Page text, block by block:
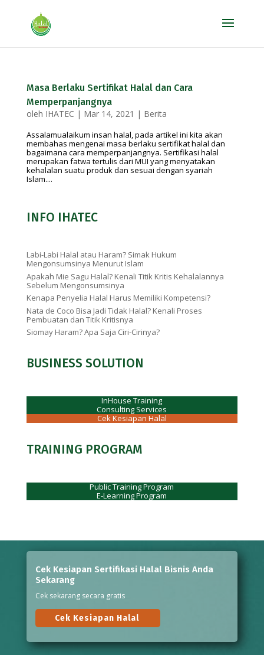
Masa Berlaku Sertifikat Halal dan Cara
Memperpanjangnya
oleh IHATEC | Mar 14, 2021 | Berita
Assalamualaikum insan halal, pada artikel ini kita akan
membahas mengenai masa berlaku sertifikat halal dan
bagaimana cara memperpanjangnya. Sertifikasi halal
merupakan fatwa tertulis dari MUI yang menyatakan
kehalalan suatu produk dan sesuai dengan syariah
Islam....
INFO IHATEC
Labi-Labi Halal atau Haram? Simak Hukum
Mengonsumsinya Menurut Islam
Apakah Mie Sagu Halal? Kenali Titik Kritis Kehalalannya
Sebelum Mengonsumsinya
Kenapa Penyelia Halal Harus Memiliki Kompetensi?
Nata de Coco Bisa Jadi Tidak Halal? Kenali Proses
Pembuatan dan Titik Kritisnya
Siomay Haram? Apa Saja Ciri-Cirinya?
BUSINESS SOLUTION
InHouse Training
Consulting Services
Cek Kesiapan Halal
TRAINING PROGRAM
Public Training Program
E-Learning Program
Cek Kesiapan Sertifikasi Halal Bisnis Anda
Sekarang
Cek sekarang secara gratis
Cek Kesiapan Halal